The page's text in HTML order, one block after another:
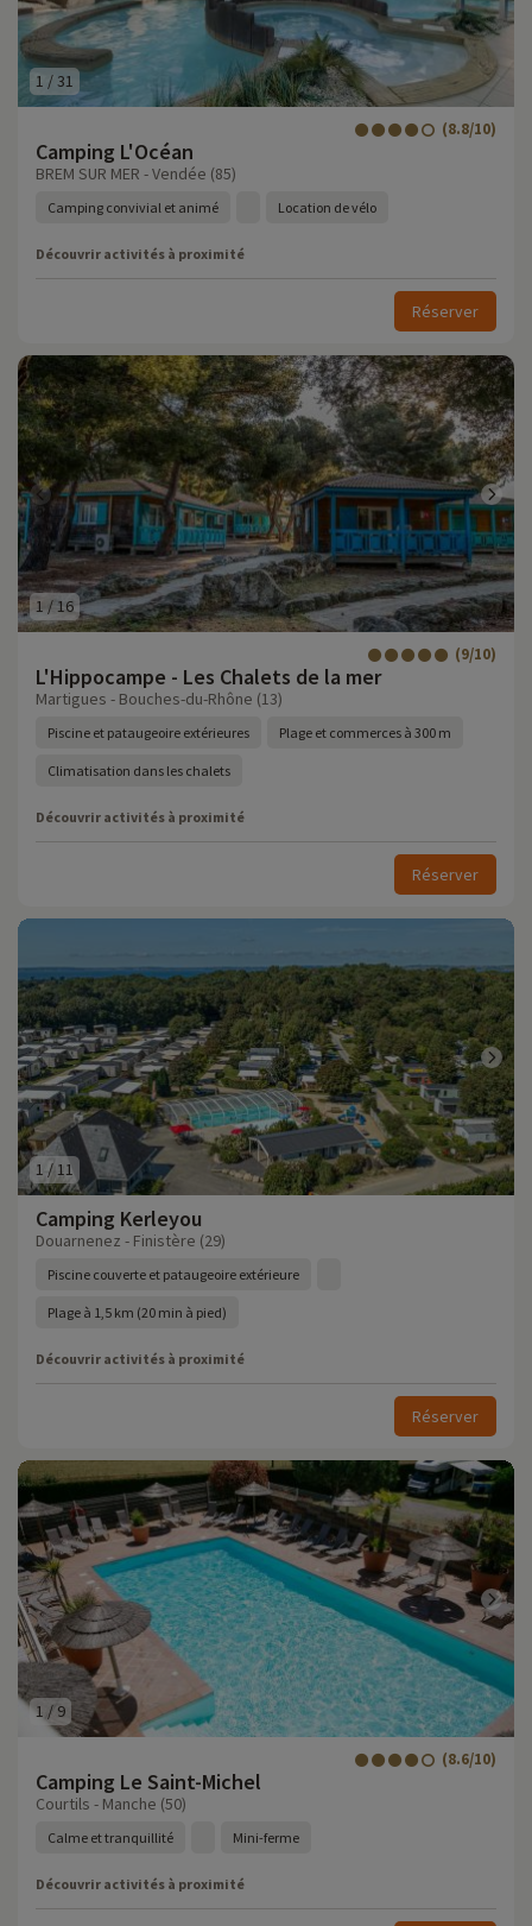
1 /31
Camping L'Océan
(8.8/10)
BREM SUR MER - Vendée (85)
Camping convivial et animé Location de vélo
Découvrir activités à proximité
Réserver
1 / 16
L'Hippocampe - Les Chalets de la mer
(9/10)
Martigues - Bouches-du-Rhône (13)
Piscine et pataugeoire extérieures Plage et commerces à 300 m
Climatisation dans les chalets
Découvrir activités à proximité
Réserver
1 / 11
Camping Kerleyou
Douarnenez - Finistère (29)
Piscine couverte et pataugeoire extérieure
Plage à 1,5 km (20 min à pied)
Découvrir activités à proximité
Réserver
1 / 9
Camping Le Saint-Michel
(8.6/10)
Courtils - Manche (50)
Calme et tranquillité Mini-ferme
Découvrir activités à proximité